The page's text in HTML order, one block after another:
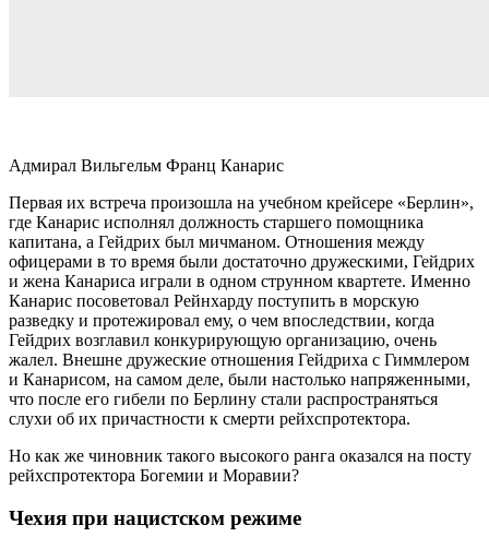
Адмирал Вильгельм Франц Канарис
Первая их встреча произошла на учебном крейсере «Берлин»,
где Канарис исполнял должность старшего помощника
капитана, а Гейдрих был мичманом. Отношения между
офицерами в то время были достаточно дружескими, Гейдрих
и жена Канариса играли в одном струнном квартете. Именно
Канарис посоветовал Рейнхарду поступить в морскую
разведку и протежировал ему, о чем впоследствии, когда
Гейдрих возглавил конкурирующую организацию, очень
жалел. Внешне дружеские отношения Гейдриха с Гиммлером
и Канарисом, на самом деле, были настолько напряженными,
что после его гибели по Берлину стали распространяться
слухи об их причастности к смерти рейхспротектора.
Но как же чиновник такого высокого ранга оказался на посту
рейхспротектора Богемии и Моравии?
Чехия при нацистском режиме